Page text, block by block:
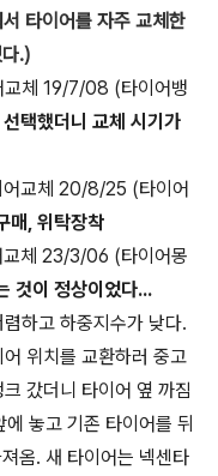
타이어를 자주 교체한
.)
교체 19/7/08 (타이어뱅
택했더니 교체 시기가
어교체 20/8/25 (타이어
매, 위탁장착
교체 23/3/06 (타이어몽
것이 정상이었다...
하고 하중지수가 낮다.
어 위치를 교환하러 중고
갔더니 타이어 옆 까짐
놓고 기존 타이어를 뒤
옴. 새 타이어는 넥센타